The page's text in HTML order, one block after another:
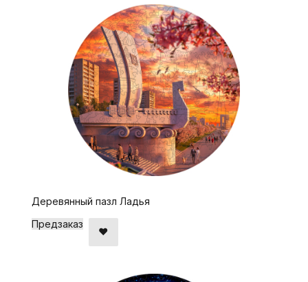
Деревянный пазл Ладья
Предзаказ